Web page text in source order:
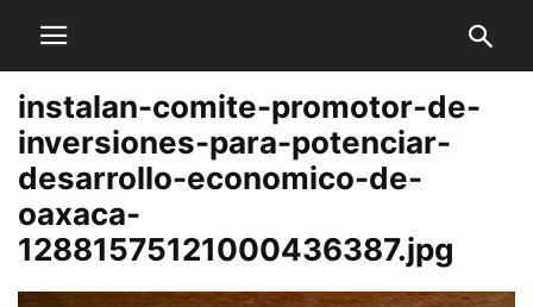
instalan-comite-promotor-de-
inversiones-para-potenciar-
desarrollo-economico-de-
oaxaca-
12881575121000436387.jpg